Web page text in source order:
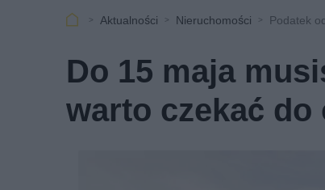
Aktualności Nieruchomości Podatek
Do 15 maja
warto czekać